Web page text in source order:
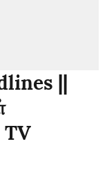
||
TV